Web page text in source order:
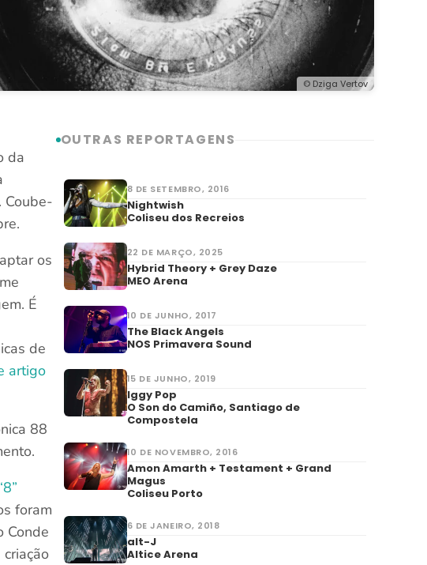
© Dziga Vertov
da
Coube-
os
É
de
artigo
88
foram
Conde
OUTRAS REPORTAGENS
8 DE SETEMBRO, 2016
Nightwish
Coliseu dos Recreios
22 DE MARÇO, 2025
Hybrid Theory + Grey Daze
MEO Arena
10 DE JUNHO, 2017
The Black Angels
NOS Primavera Sound
15 DE JUNHO, 2019
Iggy Pop
O Son do Camiño, Santiago de
Compostela
10 DE NOVEMBRO, 2016
Amon Amarth + Testament + Grand
Magus
Coliseu Porto
6 DE JANEIRO, 2018
alt-J
Altice Arena